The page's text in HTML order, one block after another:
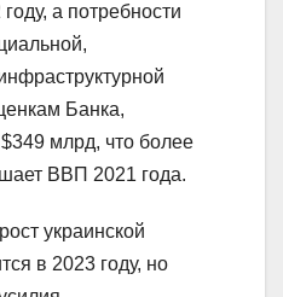
а потребности
Банка,
млрд, что более
ВВП 2021 года.
украинской
в 2023 году, но